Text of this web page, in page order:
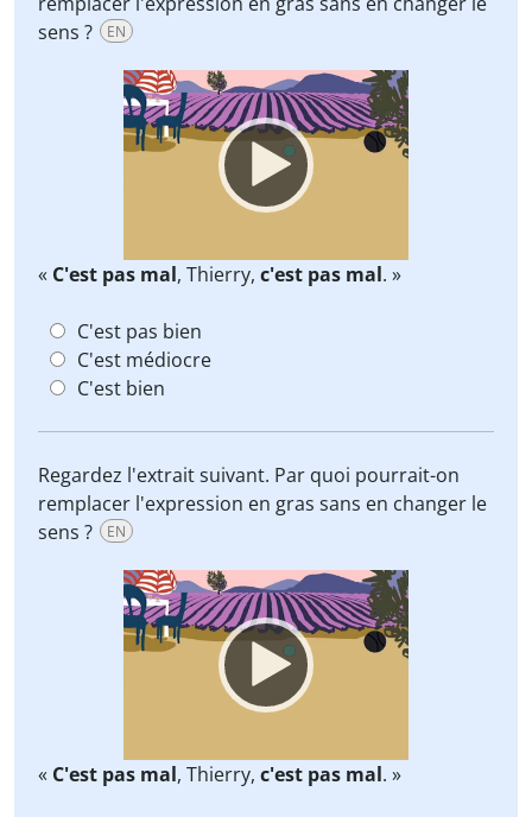
sens ?
EN
Video
Player
« C'est pas mal, Thierry, c'est pas mal. »
C'est pas bien
C'est médiocre
C'est bien
Regardez l'extrait suivant. Par quoi pourrait-on
remplacer l'expression en gras sans en changer le
sens ?
EN
Video
Player
« C'est pas mal, Thierry, c'est pas mal. »